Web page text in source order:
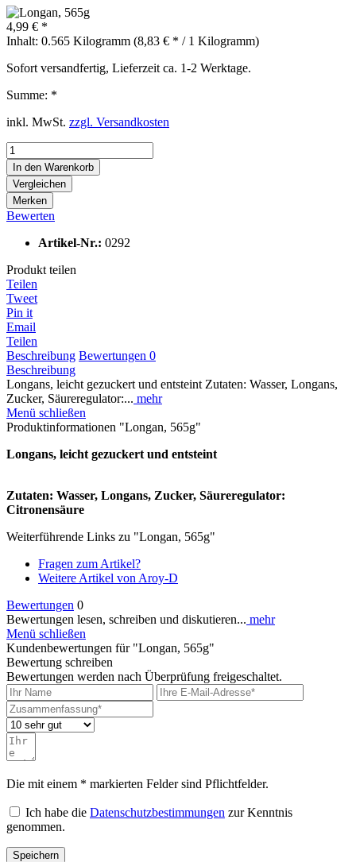
4,99 € *
Inhalt: 0.565 Kilogramm (8,83 € * / 1 Kilogramm)
Sofort versandfertig, Lieferzeit ca. 1-2 Werktage.
Summe: *
inkl. MwSt. zzgl. Versandkosten
In den Warenkorb
Vergleichen
Merken
Bewerten
Artikel-Nr.: 0292
Produkt teilen
Teilen
Tweet
Pin it
Email
Teilen
Beschreibung Bewertungen 0
Beschreibung
Longans, leicht gezuckert und entsteint Zutaten: Wasser, Longans,
Zucker, Säureregulator:... mehr
Menü schließen
Produktinformationen "Longan, 565g"
Longans, leicht gezuckert und entsteint
Zutaten: Wasser, Longans, Zucker, Säureregulator:
Citronensäure
Weiterführende Links zu "Longan, 565g"
Fragen zum Artikel?
Weitere Artikel von Aroy-D
Bewertungen 0
Bewertungen lesen, schreiben und diskutieren... mehr
Menü schließen
Kundenbewertungen für "Longan, 565g"
Bewertung schreiben
Bewertungen werden nach Überprüfung freigeschaltet.
Die mit einem * markierten Felder sind Pflichtfelder.
Ich habe die Datenschutzbestimmungen zur Kenntnis
genommen.
Speichern